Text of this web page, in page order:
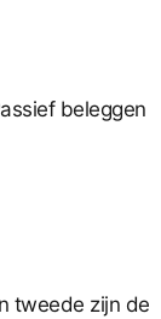
beleggen
tweede zijn de